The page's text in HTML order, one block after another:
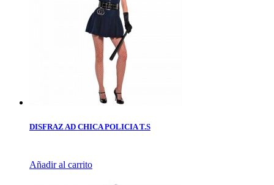
DISFRAZ AD CHICA POLICIA T.S
Añadir al carrito